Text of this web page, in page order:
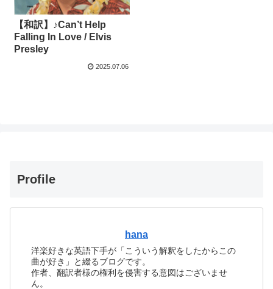
【和訳】♪Can’t Help
Falling In Love / Elvis
Presley
2025.07.06
Profile
hana
洋楽好きな英語下手が「こういう解釈をしたからこの
曲が好き」と綴るブログです。
作者、翻訳者様の権利を侵害する意図はございませ
ん。